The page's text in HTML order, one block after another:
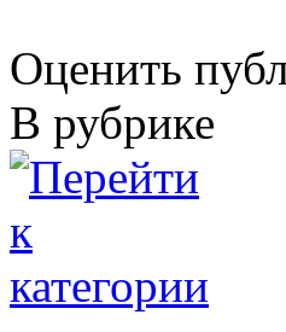
Оценить
В рубрике